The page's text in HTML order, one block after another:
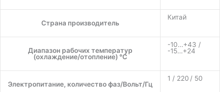
Страна производитель
Китай
Диапазон рабочих температур
(охлаждение/отопление) °C
-10…+43 /
-15…+24
Электропитание, количество фаз/Вольт/Гц
1 / 220 / 50